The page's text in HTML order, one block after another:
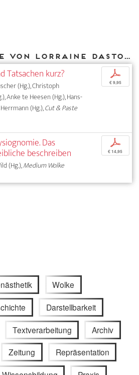
Weitere Texte von Lorraine Daston bei DIAPHANES
Tatsachen kurz?
(Hg.), Christoph
Anke te Heesen (Hg.), Hans-
(Hg.),Cut & Paste
p
€ 9,95
Das
beschreiben
(Hg.),Medium Wolke
p
€ 14,95
Wolke
Darstellbarkeit
Textverarbeitung Archiv
Zeitung Repräsentation